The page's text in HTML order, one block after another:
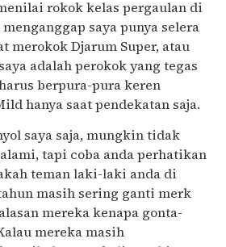
rokok kelas pergaulan di
saya punya selera
merokok Djarum Super, atau
adalah perokok yang tegas
berpura-pura keren
hanya saat pendekatan saja.
saya saja, mungkin tidak
tapi coba anda perhatikan
teman laki-laki anda di
masih sering ganti merk
mereka kenapa gonta-
mereka masih